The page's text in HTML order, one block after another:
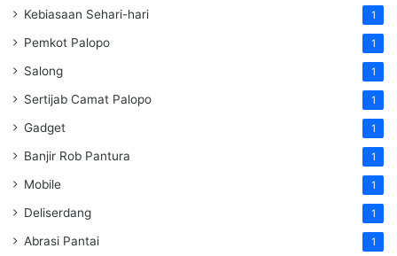
Kebiasaan Sehari-hari 1
Pemkot Palopo 1
Salong 1
Sertijab Camat Palopo 1
Gadget 1
Banjir Rob Pantura 1
Mobile 1
Deliserdang 1
Abrasi Pantai 1